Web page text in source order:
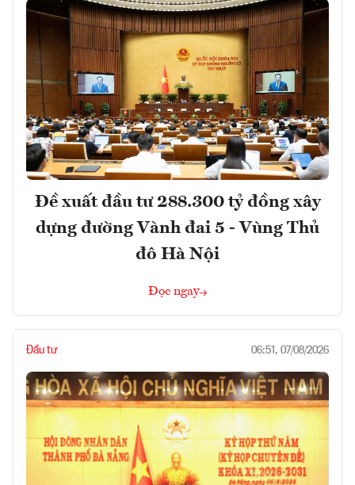
Đề xuất đầu tư 288.300 tỷ đồng xây
dựng đường Vành đai 5 - Vùng Thủ
đô Hà Nội
Đọc ngay
Đầu tư 06:51, 07/08/2026